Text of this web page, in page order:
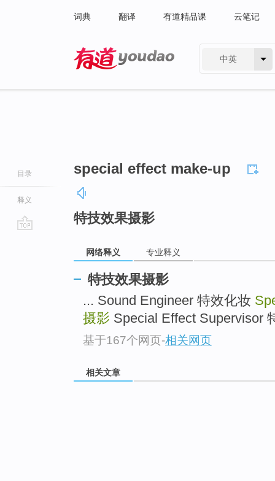
词典 翻译 有道精品课 云笔记
中英
目录
释义
special effect make-up
特技效果摄影
网络释义 专业释义
特技效果摄影
... Sound Engineer 特效化妆
摄影 Special Effect Supervisor
基于167个网页-相关网页
相关文章